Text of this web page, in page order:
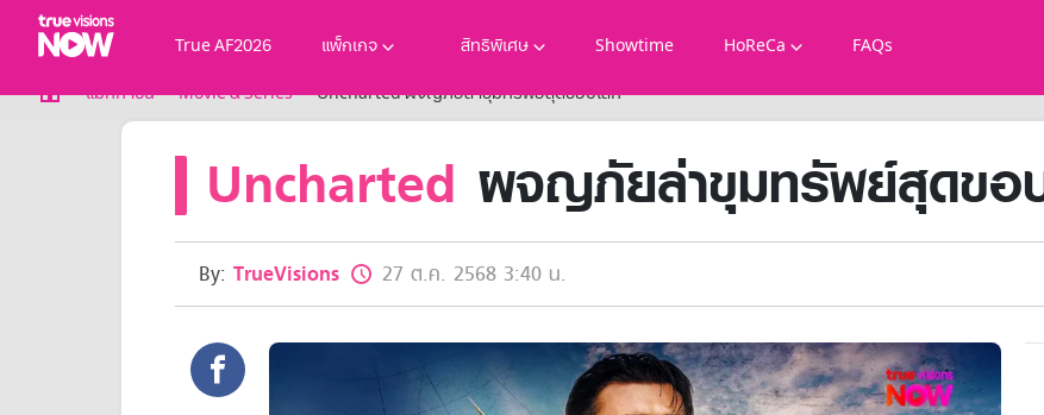
True AF2026 แพ็กเกจ สิทธิพิเศษ Showtime HoReCa FAQs
True AF2026
แพ็กเกจ
NOW BUNDLES
NOW Muay Thai
แพ็กเกจทรูวิชันส์นาวทั้งหมด
สิทธิพิเศษลูกค้าทรูวิชั่นส์
แม็กกาซีน Movie & Series Uncharted ผจญภัยล่าขุมทรัพย์สุดขอบโลก
Uncharted ผจญภัยล่าขุมทรัพย์สุดขอ
By: TrueVisions 27 ต.ค. 2568 3:40 น.